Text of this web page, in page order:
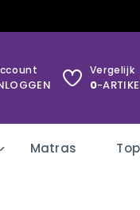
Vergelijk
0-
Matras